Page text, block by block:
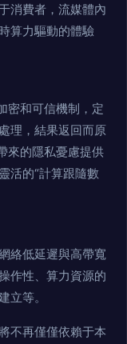
消費者，流媒體內
算力驅動的體驗
密和可信機制，定
理，結果返回而原
來的隱私憂慮提供
活的“計算跟隨數
絡低延遲與高帶寬
作性、算力資源的
立等。
不再僅僅依賴于本